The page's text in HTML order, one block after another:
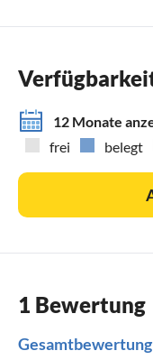
Küche
- Nespresso und
- Kessel
- Herd
- Backofen
- Toaster
- DVD-Spieler
12 Monate
frei
belegt
1 Bewertung
Gesamtbewertung